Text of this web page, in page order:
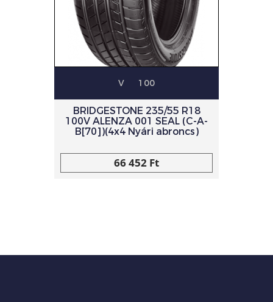
V 100
BRIDGESTONE 235/55 R18
100V ALENZA 001 SEAL (C-A-
B[70])(4x4 Nyári abroncs)
66 452 Ft